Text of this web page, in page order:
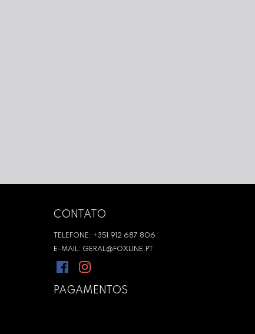
CONTATO
TELEFONE: +351 912 687 806
E-MAIL: GERAL@FOXLINE.PT
PAGAMENTOS